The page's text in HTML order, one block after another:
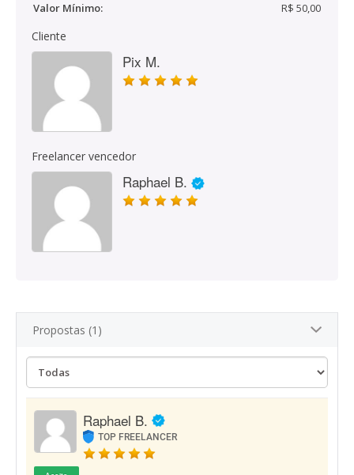
Valor Mínimo:
R$ 50,00
Cliente
Pix M.
Freelancer vencedor
Raphael B.
Propostas (1)
Raphael B.
TOP FREELANCER